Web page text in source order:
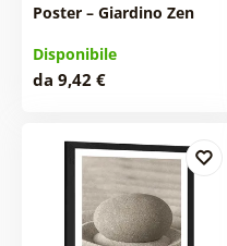
Poster – Giardino Zen
Disponibile
da 9,42 €